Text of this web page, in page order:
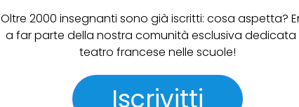
Oltre 2000 insegnanti sono già iscritti: cosa aspetta?
a far parte della nostra comunità esclusiva dedicata
teatro francese nelle scuole!
Iscrivitti